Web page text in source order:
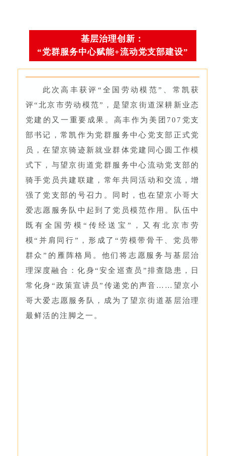
基层治理创新：
“党群服务中心赋能+流动党支部建设”
此次高丰获评“全国劳动模范”、常凯获
评“北京市劳动模范”，是望京街道深耕新业态
党建的又一重要成果。高丰作为美团707党支
部书记，常凯作为党群服务中心党支部正式党
员，在望京骑迹新就业群体党建同心圆工作模
式下，与望京街道党群服务中心流动党支部的
骑手党员共建联建，常年共同活动和交流，增
强了党支部的号召力。同时，也在望京小哥大
爱志愿服务队中起到了党员模范作用。队伍中
既有全国劳模“传经送宝”，又有北京市劳
模“并肩同行”，形成了“劳模带骨干、党员带
群众”的雁阵格局。他们将志愿服务与基层治
理深度融合：化身“安全巡查员”排查隐患，日
常化身“政策宣讲员”传递党的声音……望京小
哥大爱志愿服务队，成为了望京街道基层治理
最鲜活的注脚之一。